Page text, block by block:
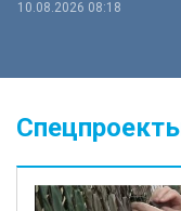
10.08.2026 08:18